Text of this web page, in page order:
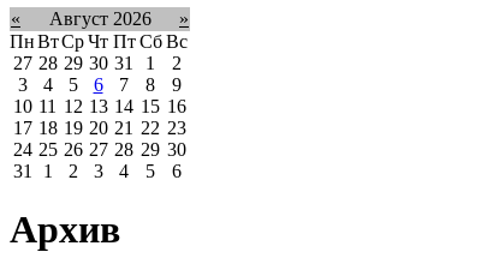
« Август 2026
»
ПнВтСрЧт Пт Сб Вс
27 28 29 30 31 1
2
3
4 5 6 7 8
9
10 11 12 13 14 15 16
17 18 19 20 21 22 23
24 25 26 27 28 29 30
31
1 2 3 4 5 6
Архив